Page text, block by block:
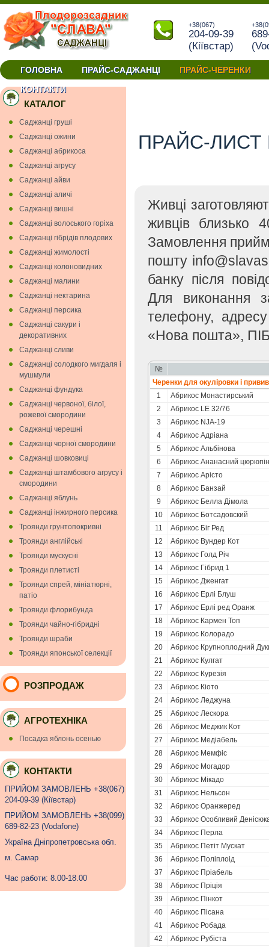
+38(067)
204-09-39
(Кiївстар)
окуліровки та прививки купити черенки Україна
ГОЛОВНА ПРАЙС-САДЖАНЦІ
ПРАЙС-ЧЕРЕНКИ
КОНТАКТИ
ПРАЙС-ЛИСТ
Живці
живців близько
Замовлення
пошту
банку після
Для виконання
телефону,
«Нова пошта»,
№
Черенки для окулiровки i
1
Абрикоc Монастирський
2
Абрикос LE 32/76
3
Абрикос NJA-19
4
Абрикос Адріана
5
Абрикос Альбінова
6
Абрикос Ананасний
7
Абрикос Арісто
8
Абрикос Банзай
9
Абрикос Белла Дімола
10
Абрикос Ботсадовский
11
Абрикос Біг Ред
12
Абрикос Вундер Кот
13
Абрикос Голд Річ
14
Абрикос Гібрид 1
15
Абрикос Дженгат
16
Абрикос Ерлі Блуш
17
Абрикос Ерлі ред Оранж
18
Абрикос Кармен Топ
19
Абрикос Колорадо
20
Абрикос Крупноплодний
21
Абрикос Кулгат
22
Абрикос Курезія
23
Абрикос Кіото
24
Абрикос Леджуна
25
Абрикос Лескора
26
Абрикос Меджик Кот
27
Абрикос Медіабель
28
Абрикос Мемфіс
29
Абрикос Могадор
30
Абрикос Мікадо
31
Абрикос Нельсон
32
Абрикос Оранжеред
33
Абрикос Особливий
34
Абрикос Перла
35
Абрикос Петіт Мускат
36
Абрикос Поліплоід
37
Абрикос Пріабель
38
Абрикос Пріція
39
Абрикос Пінкот
40
Абрикос Пісана
41
Абрикос Робада
42
Абрикос Рубіста
КАТАЛОГ
Cаджанці грушi
Cаджанці ожини
Саджанці абрикоса
Саджанці агрусу
Саджанці айви
Саджанці аличі
Саджанці вишнi
Саджанці волоського горіха
Саджанці гiбрiдiв плодових
Саджанці жимолості
Саджанці колоновидних
Саджанці малини
Саджанці нектарина
Саджанці персика
Саджанці сакури і
декоративних
Саджанці сливи
Саджанці солодкого мигдаля i
мушмули
Саджанці фундука
Саджанці червоної, білої,
рожевої смородини
Саджанці черешні
Саджанці чорної смородини
Саджанці шовковиці
Саджанці штамбового агрусу і
смородини
Саджанці яблунь
Саджанці інжирного персика
Троянди грунтопокривні
Троянди англійські
Троянди мускуснi
Троянди плетисті
Троянди спрей, мініатюрні,
патіо
Троянди флорибунда
Троянди чайно-гібридні
Троянди шраби
Троянди японської селекції
РОЗПРОДАЖ
АГРОТЕХНІКА
Посадка яблонь осенью
КОНТАКТИ
ПРИЙОМ ЗАМОВЛЕНЬ +38(067)
204-09-39 (Кiївстар)
ПРИЙОМ ЗАМОВЛЕНЬ +38(099)
689-82-23 (Vodafone)
Україна Дніпропетровська обл.
м. Самар
Час работи: 8.00-18.00